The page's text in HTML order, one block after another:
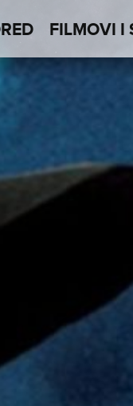
FILMOVI I